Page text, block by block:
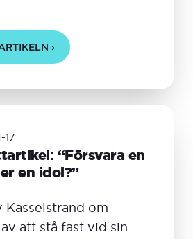
›
17
“Försvara en
en idol?”
Kasselstrand om
att stå fast vid sin ...